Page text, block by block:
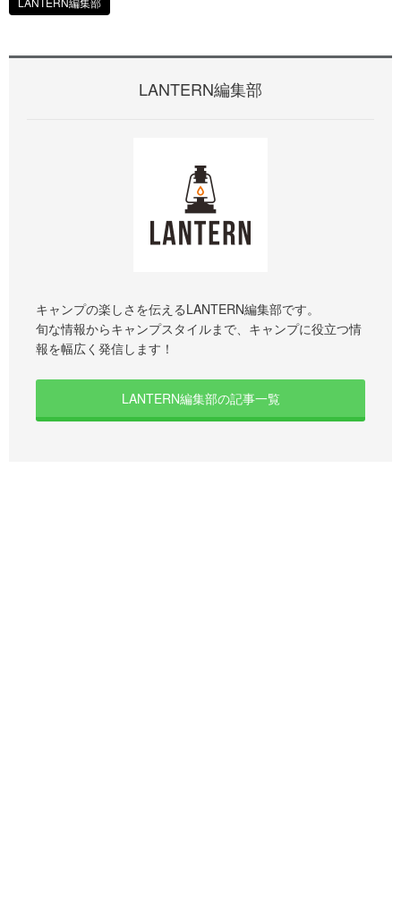
LANTERN編集部
キャンプの楽しさを伝えるLANTERN編集部です。
旬な情報からキャンプスタイルまで、キャンプに役立つ情
報を幅広く発信します！
LANTERN編集部の記事一覧